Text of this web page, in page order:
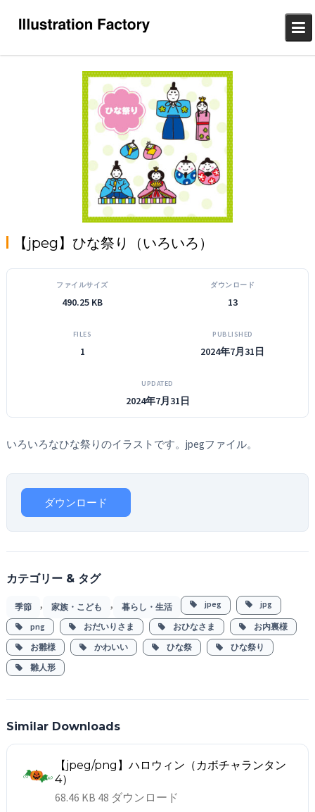
【jpeg】ひな祭り（いろいろ）
ファイルサイズ
490.25 KB
ダウンロード
13
FILES
1
PUBLISHED
2024年7月31日
UPDATED
2024年7月31日
いろいろなひな祭りのイラストです。jpegファイル。
ダウンロード
カテゴリー & タグ
季節 , 家族・こども , 暮らし・生活 jpeg jpg
png おだいりさま おひなさま
お内裏様
お雛様
かわいい ひな祭
ひな祭り
雛人形
Similar Downloads
【jpeg/png】ハロウィン（カボチャランタン
4）
68.46 KB 48 ダウンロード